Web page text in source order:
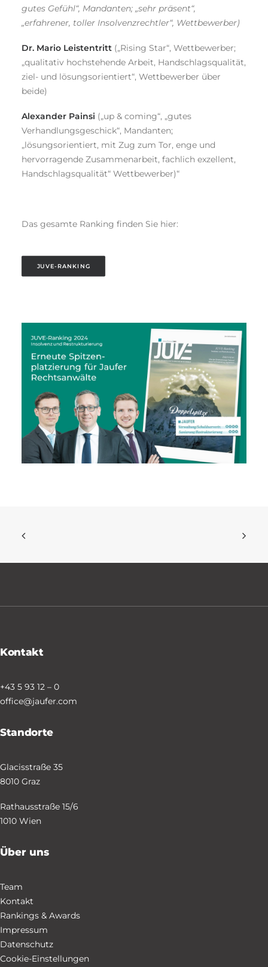
gutes Gefühl“, Mandanten; „sehr präsent“,
„erfahrener, toller Insolvenzrechtler“, Wettbewerber)
Dr. Mario Leistentritt („Rising Star“, Wettbewerber;
„qualitativ hochstehende Arbeit, Handschlagsqualität,
ziel- und lösungsorientiert“, Wettbewerber über
beide)
Alexander Painsi („up & coming“, „gutes
Verhandlungsgeschick“, Mandanten;
„lösungsorientiert, mit Zug zum Tor, enge und
hervorragende Zusammenarbeit, fachlich exzellent,
Handschlagsqualität“ Wettbewerber)“
Das gesamte Ranking finden Sie hier:
JUVE-RANKING
Kontakt
+43 5 93 12 – 0
office@jaufer.com
Standorte
Glacisstraße 35
8010 Graz
Rathausstraße 15/6
1010 Wien
Über uns
Team
Kontakt
Rankings & Awards
Impressum
Datenschutz
Cookie-Einstellungen